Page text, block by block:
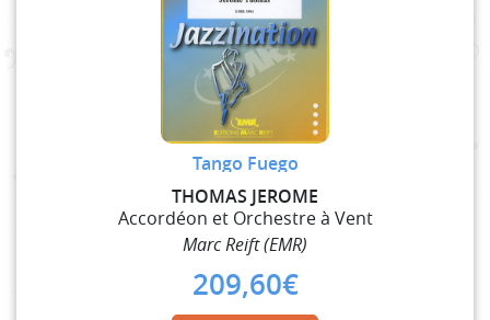
Tango Fuego
THOMAS JEROME
Accordéon et Orchestre à Vent
Marc Reift (EMR)
209,60€